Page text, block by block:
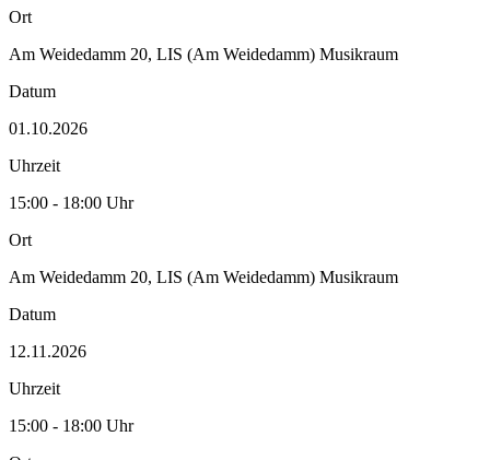
Ort
Am Weidedamm 20, LIS (Am Weidedamm) Musikraum
Datum
01.10.2026
Uhrzeit
15:00 - 18:00 Uhr
Ort
Am Weidedamm 20, LIS (Am Weidedamm) Musikraum
Datum
12.11.2026
Uhrzeit
15:00 - 18:00 Uhr